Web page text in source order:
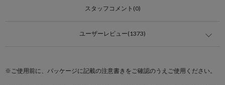
スタッフコメント(0)
ユーザーレビュー(1373)
※ご使用前に、パッケージに記載の注意書きをご確認のうえご使用ください。